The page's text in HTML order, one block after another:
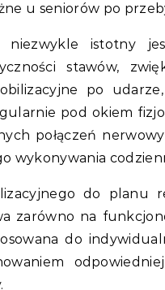
u seniorów po
niezwykle istotny
stawów,
po
pod okiem
połączeń
wykonywania
do planu
zarówno na
do